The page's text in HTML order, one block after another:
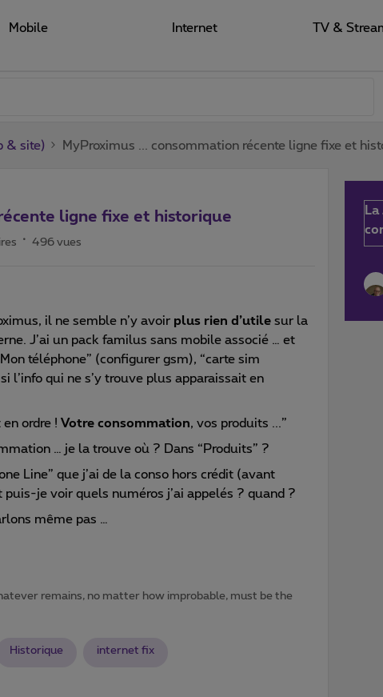
Mobile Internet TV &
& site) MyProximus ... consommation récente ligne fixe et
ligne fixe et historique
496 vues
il ne semble n’y avoir plus rien d’utile sur la
J’ai un pack familus sans mobile associé … et
téléphone” (configurer gsm), “carte sim
l’info qui ne s’y trouve plus apparaissait en
ordre ! Votre consommation, vos produits ...”
… je la trouve où ? Dans “Produits” ?
Line” que j’ai de la conso hors crédit (avant
puis-je voir quels numéros j’ai appelés ? quand ?
même pas …
remains, no matter how improbable, must be the
Historique internet fix